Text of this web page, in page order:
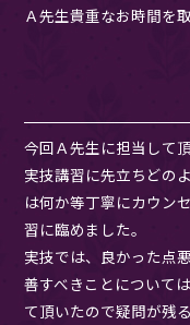
Ａ先生貴重なお時間を
今回Ａ先生に担当して
実技講習に先立ちどの
は何か等丁寧にカウン
習に臨めました。
実技では、良かった点
善すべきことについて
て頂いたので疑問が残